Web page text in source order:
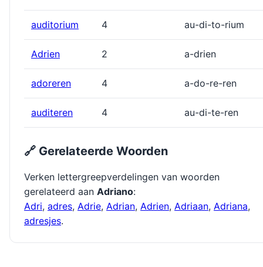
auditorium 4 au-di-to-rium
Adrien 2 a-drien
adoreren 4 a-do-re-ren
auditeren 4 au-di-te-ren
🔗 Gerelateerde Woorden
Verken lettergreepverdelingen van woorden
gerelateerd aan Adriano:
Adri, adres, Adrie, Adrian, Adrien, Adriaan, Adriana,
adresjes.